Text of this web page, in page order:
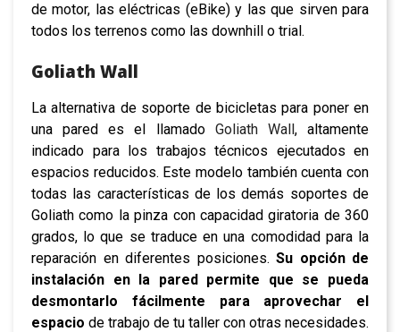
de motor, las eléctricas (eBike) y las que sirven para
todos los terrenos como las downhill o trial.
Goliath Wall
La alternativa de soporte de bicicletas para poner en
una pared es el llamado Goliath Wall, altamente
indicado para los trabajos técnicos ejecutados en
espacios reducidos. Este modelo también cuenta con
todas las características de los demás soportes de
Goliath como la pinza con capacidad giratoria de 360
grados, lo que se traduce en una comodidad para la
reparación en diferentes posiciones. Su opción de
instalación en la pared permite que se pueda
desmontarlo fácilmente para aprovechar el
espacio de trabajo de tu taller con otras necesidades.